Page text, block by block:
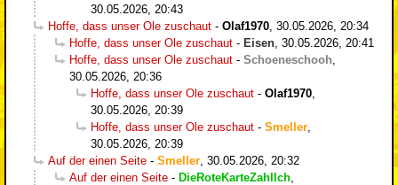
30.05.2026, 20:43
Hoffe, dass unser Ole zuschaut - Olaf1970 30.05.2026, 20:34
Hoffe, dass unser Ole zuschaut - Eisen 30.05.2026, 20:41
Hoffe, dass unser Ole zuschaut - Schoeneschooh
30.05.2026, 20:36
Hoffe, dass unser Ole zuschaut - Olaf1970
30.05.2026, 20:39
Hoffe, dass unser Ole zuschaut - Smeller
30.05.2026, 20:39
Auf der einen Seite - Smeller 30.05.2026, 20:32
Auf der einen Seite - DieRoteKarteZahlIch